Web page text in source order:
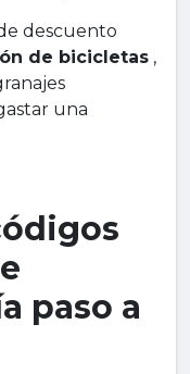
descuento
de bicicletas ,
una
paso a